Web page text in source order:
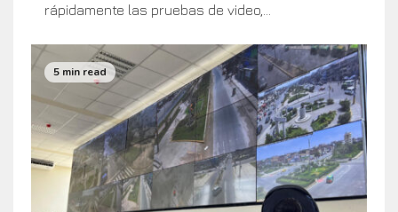
rápidamente las pruebas de video,...
5 min read